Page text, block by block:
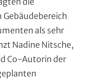
Gebäudebereich
als sehr
Nadine Nitsche,
Co-Autorin der